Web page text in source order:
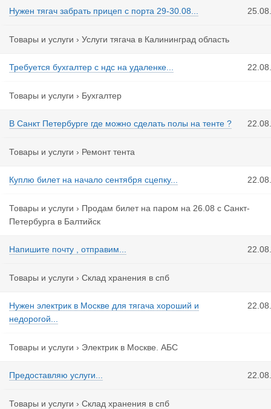
Нужен тягач забрать прицеп с порта 29-30.08...
Товары и услуги › Услуги тягача в Калининград область
Требуется бухгалтер с ндс на удаленке...
Товары и услуги › Бухгалтер
В Санкт Петербурге где можно сделать полы на тенте ?
Товары и услуги › Ремонт тента
Куплю билет на начало сентября сцепку...
Товары и услуги › Продам билет на паром на 26.08 с Санкт-
Петербурга в Балтийск
Напишите почту , отправим...
Товары и услуги › Склад хранения в спб
Нужен электрик в Москве для тягача хороший и
недорогой...
Товары и услуги › Электрик в Москве. АБС
Предоставляю услуги...
Товары и услуги › Склад хранения в спб